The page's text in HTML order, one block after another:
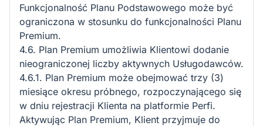
Funkcjonalność Planu Podstawowego może być
ograniczona w stosunku do funkcjonalności Planu
Premium.
4.6. Plan Premium umożliwia Klientowi dodanie
nieograniczonej liczby aktywnych Usługodawców.
4.6.1. Plan Premium może obejmować trzy (3)
miesiące okresu próbnego, rozpoczynającego się
w dniu rejestracji Klienta na platformie Perfi.
Aktywując Plan Premium, Klient przyjmuje do